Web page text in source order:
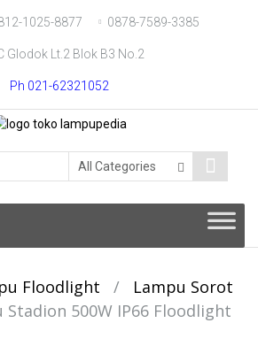
Skip
content
1025-8877 0878-7589-3385
Glodok Lt.2 Blok B3 No.2
Ph 021-62321052
Floodlight /
Lampu Sorot
Stadion 500W IP66 Floodlight